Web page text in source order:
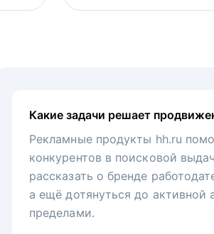
Какие задачи решает
Рекламные продукты hh.ru
конкурентов в поисковой
рассказать о бренде
а ещё дотянуться до активной
пределами.